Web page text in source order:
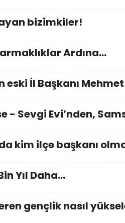
bizimkiler!
Ardına…
eski İl Başkanı
- Sevgi Evi’nden,
kim ilçe başkanı
Yıl Daha…
gençlik nasıl